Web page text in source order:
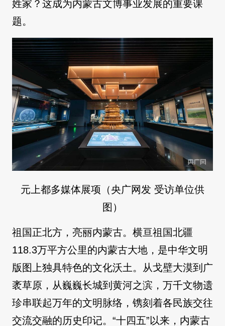
姓家？这成为内蒙古文博事业发展的重要课
题。
元上都多媒体展项（央广网发 受访单位供
图）
祖国正北方，亮丽内蒙古。横亘祖国北疆
118.3万平方公里的内蒙古大地，是中华文明
版图上独具特色的文化沃土。从戈壁大漠到广
袤草原，从巍巍长城到黄河之滨，万千文物遗
珍串联起万年的文明脉络，镌刻着各民族交往
交流交融的历史印记。“十四五”以来，内蒙古